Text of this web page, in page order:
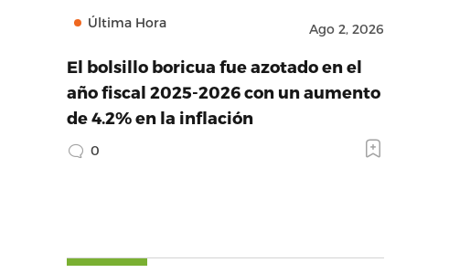
Última Hora Ago 2, 2026
El bolsillo boricua fue azotado en el
año fiscal 2025-2026 con un aumento
de 4.2% en la inflación
0